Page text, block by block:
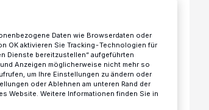
Daten wie Browserdaten oder
OK aktivieren Sie Tracking-Technologien für
Dienste bereitzustellen“ aufgeführten
Anzeigen möglicherweise nicht mehr so
um Ihre Einstellungen zu ändern oder
oder Ablehnen am unteren Rand der
Website. Weitere Informationen finden Sie in